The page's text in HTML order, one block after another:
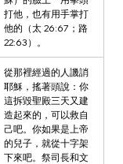
打他，也有用手掌打
他的（太 26:67；路
22:63）。
從那裡經過的人譏誚
耶穌，搖著頭說：你
這拆毀聖殿三天又建
造起來的，可以救自
己吧。你如果是上帝
的兒子，就從十字架
下來吧。祭司長和文